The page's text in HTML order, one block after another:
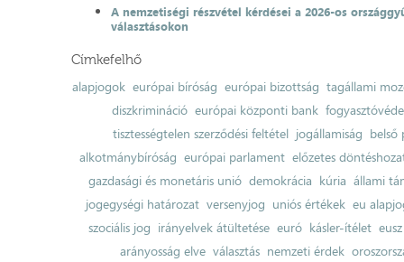
A nemzetiségi részvétel kérdései a 2026-os
választásokon
Címkefelhő
alapjogok európai bíróság európai bizottság tagállami
diszkrimináció európai központi bank
tisztességtelen szerződési feltétel jogállamiság belső
alkotmánybíróság európai parlament előzetes
gazdasági és monetáris unió demokrácia kúria állami
jogegységi határozat versenyjog uniós értékek eu
szociális jog irányelvek átültetése euró kásler-ítélet
arányosság elve választás nemzeti érdek